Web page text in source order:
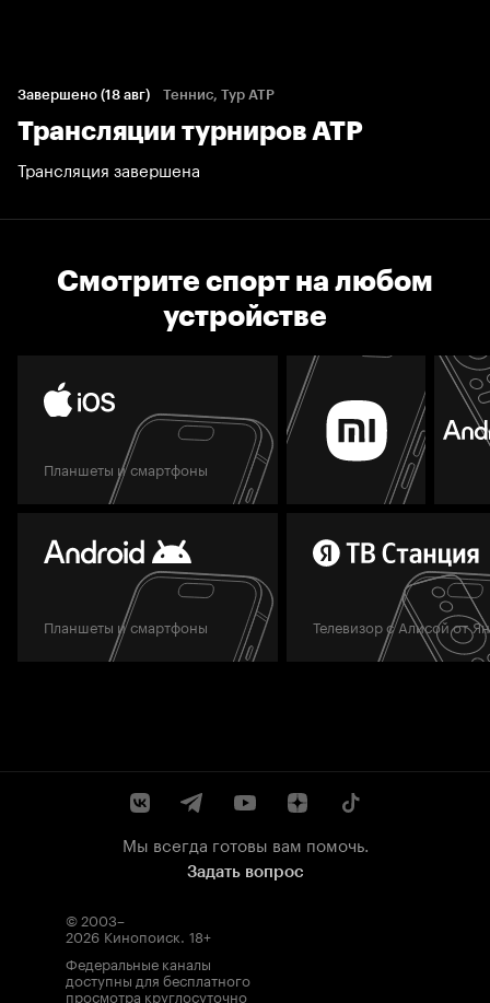
Завершено (18 авг) Теннис, Тур ATP
Трансляции турниров АТР
Трансляция завершена
Смотрите спорт на любом
устройстве
Планшеты и смартфоны
Планшеты и смартфоны Телевизор с Алисой от
Мы всегда готовы вам помочь.
Задать вопрос
© 2003–
2026 Кинопоиск. 18+
Федеральные каналы
доступны для бесплатного
просмотра круглосуточно